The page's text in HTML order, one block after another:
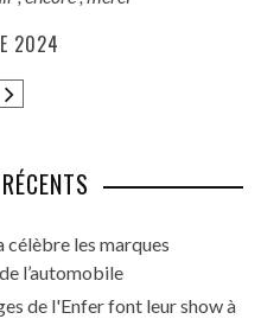
2024
célèbre les marques
l’automobile
de l'Enfer font leur show à